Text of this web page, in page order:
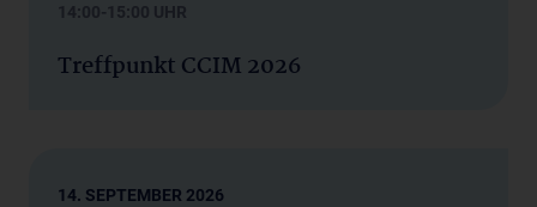
14:00-15:00 UHR
Treffpunkt CCIM 2026
14. SEPTEMBER 2026